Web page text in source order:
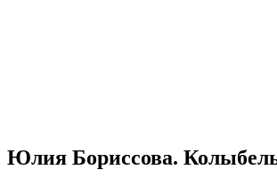
Юлия Бориссова.